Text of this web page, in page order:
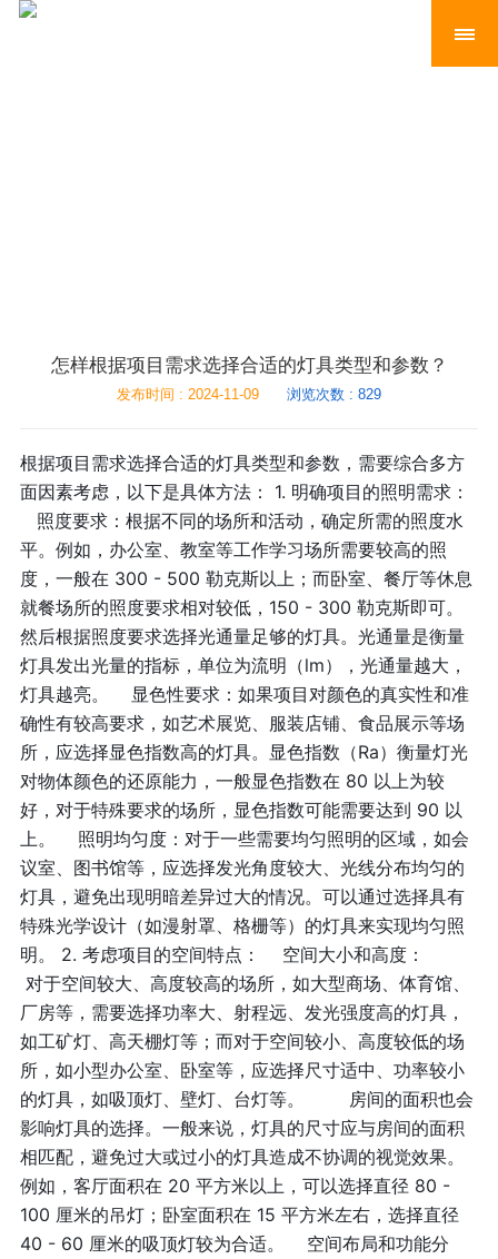
怎样根据项目需求选择合适的灯具类型和参数？
发布时间 : 2024-11-09 浏览次数 : 829
根据项目需求选择合适的灯具类型和参数，需要综合多方
面因素考虑，以下是具体方法： 1. 明确项目的照明需求：
照度要求：根据不同的场所和活动，确定所需的照度水
平。例如，办公室、教室等工作学习场所需要较高的照
度，一般在 300 - 500 勒克斯以上；而卧室、餐厅等休息
就餐场所的照度要求相对较低，150 - 300 勒克斯即可。
然后根据照度要求选择光通量足够的灯具。光通量是衡量
灯具发出光量的指标，单位为流明（lm），光通量越大，
灯具越亮。 显色性要求：如果项目对颜色的真实性和准
确性有较高要求，如艺术展览、服装店铺、食品展示等场
所，应选择显色指数高的灯具。显色指数（Ra）衡量灯光
对物体颜色的还原能力，一般显色指数在 80 以上为较
好，对于特殊要求的场所，显色指数可能需要达到 90 以
上。 照明均匀度：对于一些需要均匀照明的区域，如会
议室、图书馆等，应选择发光角度较大、光线分布均匀的
灯具，避免出现明暗差异过大的情况。可以通过选择具有
特殊光学设计（如漫射罩、格栅等）的灯具来实现均匀照
明。 2. 考虑项目的空间特点： 空间大小和高度：
对于空间较大、高度较高的场所，如大型商场、体育馆、
厂房等，需要选择功率大、射程远、发光强度高的灯具，
如工矿灯、高天棚灯等；而对于空间较小、高度较低的场
所，如小型办公室、卧室等，应选择尺寸适中、功率较小
的灯具，如吸顶灯、壁灯、台灯等。 房间的面积也会
影响灯具的选择。一般来说，灯具的尺寸应与房间的面积
相匹配，避免过大或过小的灯具造成不协调的视觉效果。
例如，客厅面积在 20 平方米以上，可以选择直径 80 -
100 厘米的吊灯；卧室面积在 15 平方米左右，选择直径
40 - 60 厘米的吸顶灯较为合适。 空间布局和功能分